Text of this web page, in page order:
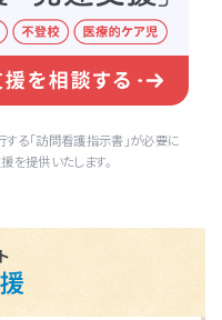
る「訪問看護指示書」が必要に
を提供いたします。